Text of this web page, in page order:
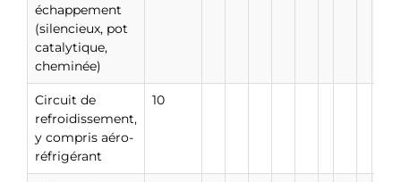
échappement
(silencieux, pot
catalytique,
cheminée)
Circuit de
refroidissement,
y compris aéro-
réfrigérant
10